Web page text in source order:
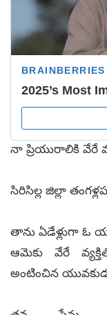
నా ప్రియురాలికి వేరే
సిరిసిల్ల జిల్లా
తాను ఏడేళ్లుగా ఓ
ఆమెకు వేరే
అంటించిన